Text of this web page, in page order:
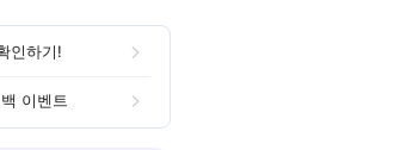
인하기!
이벤트